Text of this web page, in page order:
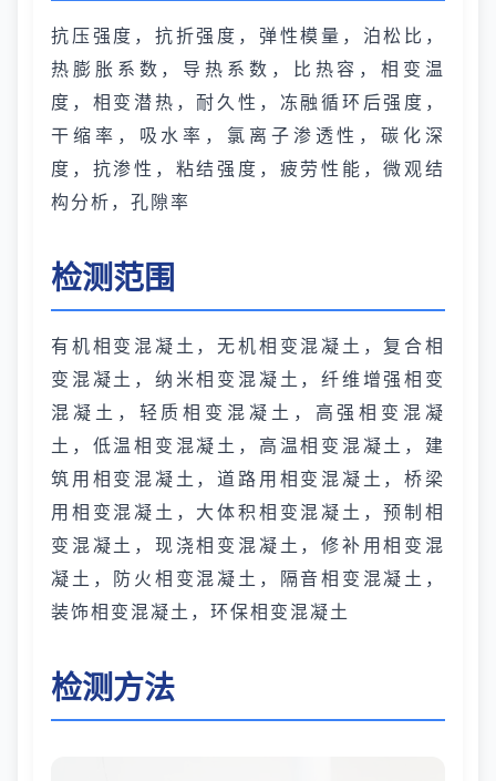
抗压强度，抗折强度，弹性模量，泊松比，
热膨胀系数，导热系数，比热容，相变温
度，相变潜热，耐久性，冻融循环后强度，
干缩率，吸水率，氯离子渗透性，碳化深
度，抗渗性，粘结强度，疲劳性能，微观结
构分析，孔隙率
检测范围
有机相变混凝土，无机相变混凝土，复合相
变混凝土，纳米相变混凝土，纤维增强相变
混凝土，轻质相变混凝土，高强相变混凝
土，低温相变混凝土，高温相变混凝土，建
筑用相变混凝土，道路用相变混凝土，桥梁
用相变混凝土，大体积相变混凝土，预制相
变混凝土，现浇相变混凝土，修补用相变混
凝土，防火相变混凝土，隔音相变混凝土，
装饰相变混凝土，环保相变混凝土
检测方法